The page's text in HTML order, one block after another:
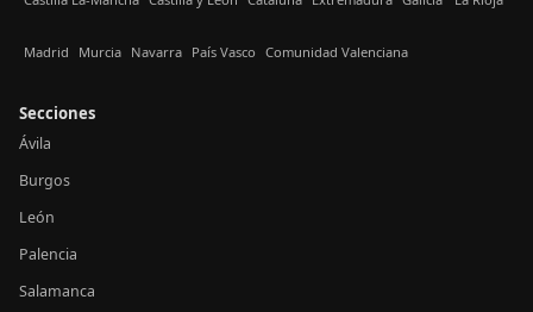
Madrid Murcia Navarra País Vasco Comunidad Valenciana
Secciones
Ávila
Burgos
León
Palencia
Salamanca